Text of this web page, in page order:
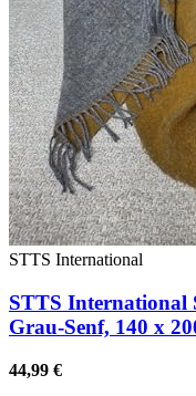
STTS International
STTS International
Grau-Senf, 140 x
44,99 €